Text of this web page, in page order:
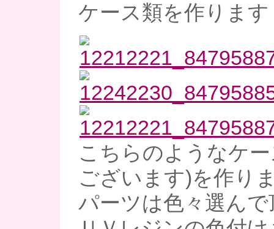
ケース類を作ります
こちらのようなケ
ございます)を作り
パーツは色々選ん